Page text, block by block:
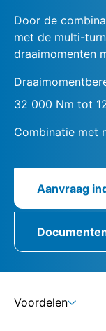
Door de
met de multi-
draaimomenten
32 000 Nm tot
Combinatie met
Aanvraag
Voordelen